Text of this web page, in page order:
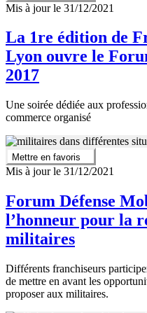
Mis à jour le 31/12/2021
La 1re édition de
Lyon ouvre le
2017
Une soirée dédiée aux
commerce organisé
Mettre en favoris
Mis à jour le 31/12/2021
Forum Défense
l’honneur pour la
militaires
Différents franchiseurs
de mettre en avant les
proposer aux militaires.